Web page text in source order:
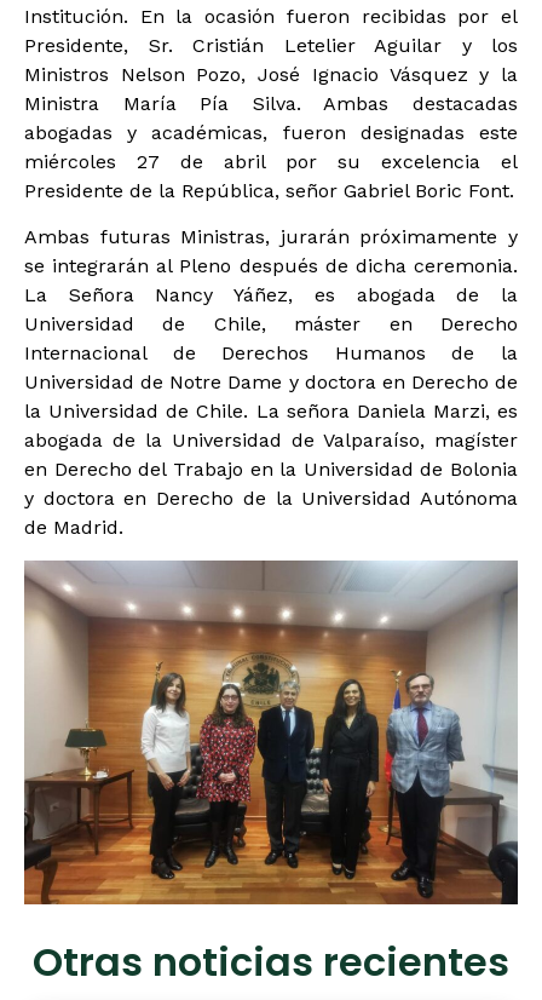
Institución. En la ocasión fueron recibidas por el
Presidente, Sr. Cristián Letelier Aguilar y los
Ministros Nelson Pozo, José Ignacio Vásquez y la
Ministra María Pía Silva. Ambas destacadas
abogadas y académicas, fueron designadas este
miércoles 27 de abril por su excelencia el
Presidente de la República, señor Gabriel Boric Font.
Ambas futuras Ministras, jurarán próximamente y
se integrarán al Pleno después de dicha ceremonia.
La Señora Nancy Yáñez, es abogada de la
Universidad de Chile, máster en Derecho
Internacional de Derechos Humanos de la
Universidad de Notre Dame y doctora en Derecho de
la Universidad de Chile. La señora Daniela Marzi, es
abogada de la Universidad de Valparaíso, magíster
en Derecho del Trabajo en la Universidad de Bolonia
y doctora en Derecho de la Universidad Autónoma
de Madrid.
Otras noticias recientes